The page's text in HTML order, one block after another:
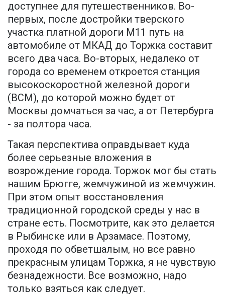
доступнее для путешественников. Во-
первых, после достройки тверского
участка платной дороги М11 путь на
автомобиле от МКАД до Торжка составит
всего два часа. Во-вторых, недалеко от
города со временем откроется станция
высокоскоростной железной дороги
(ВСМ), до которой можно будет от
Москвы домчаться за час, а от Петербурга
- за полтора часа.
Такая перспектива оправдывает куда
более серьезные вложения в
возрождение города. Торжок мог бы стать
нашим Брюгге, жемчужиной из жемчужин.
При этом опыт восстановления
традиционной городской среды у нас в
стране есть. Посмотрите, как это делается
в Рыбинске или в Арзамасе. Поэтому,
проходя по обветшалым, но все равно
прекрасным улицам Торжка, я не чувствую
безнадежности. Все возможно, надо
только взяться как следует.